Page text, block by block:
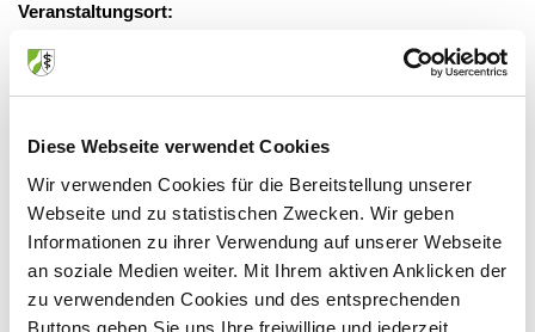
Diese Webseite verwendet Cookies
Wir verwenden Cookies für die Bereitstellung unserer
Webseite und zu statistischen Zwecken. Wir geben
Informationen zu ihrer Verwendung auf unserer Webseite
an soziale Medien weiter. Mit Ihrem aktiven Anklicken der
zu verwendenden Cookies und des entsprechenden
Buttons geben Sie uns Ihre freiwillige und jederzeit
Veranstaltungsort:
Akademie
Tersteegenstraße 3, 40474 Düsseldorf
Anbieter:
Ärztliche Akademie für medizinische Fort- und
Weiterbildung in Nordrhein